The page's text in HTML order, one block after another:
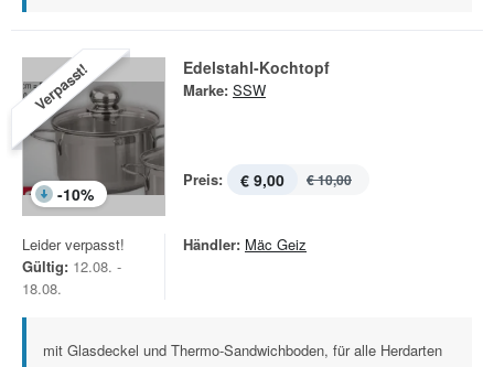
Verpasst!
-10%
Edelstahl-Kochtopf
Marke: SSW
Preis: € 9,00 € 10,00
Leider verpasst!
Gültig: 12.08. -
18.08.
Händler: Mäc Geiz
mit Glasdeckel und Thermo-Sandwichboden, für alle Herdarten